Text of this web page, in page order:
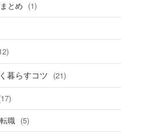
とめ (1)
暮らすコツ (21)
職 (5)